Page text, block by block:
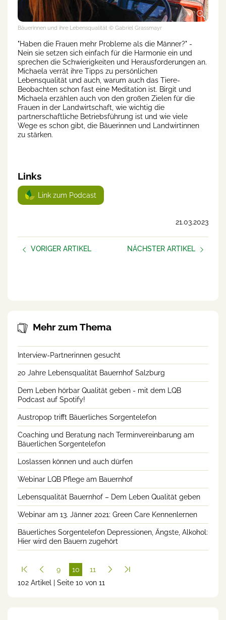
Bäuerinnen und ihre Lebensqualität © Gabriel Grassmayr
"Haben die Frauen mehr Probleme als die Männer?" -
Nein sie setzen sich einfach für die Harmonie ein und
sprechen die Schwierigkeiten und Herausforderungen an.
Michaela verrät ihre Tipps zu persönlichen
Lebensqualität und auch, warum auch das Tiere-
Beobachten schon fast eine Meditation ist. Birgit und
Michaela erzählen auch von den großen Zielen für die
Frauen in der Landwirtschaft, wie wichtig die
partnerschaftliche Betriebsführung ist und wie viele
Wege es schon gibt, die Bäuerinnen und Landwirtinnen
zu stärken.
Links
Link zum Podcast
21.03.2023
VORIGER ARTIKEL
NÄCHSTER ARTIKEL
Mehr zum Thema
Interview-Partnerinnen gesucht
20 Jahre Lebensqualität Bauernhof Salzburg
Dem Leben hörbar Qualität geben - mit dem LQB
Podcast auf Spotify!
Austropop trifft Bäuerliches Sorgentelefon
Coaching und Beratung nach Terminvereinbarung am
Bäuerlichen Sorgentelefon
Loslassen können und auch dürfen
Webinar LQB Pflege am Bauernhof
Lebensqualität Bauernhof – Dem Leben Qualität geben
Webinar am 13. Jänner 2021: Green Care Kennenlernen
Bäuerliches Sorgentelefon Depressionen, Ängste, Alkohol:
Hier wird den Bauern zugehört
9
10
(cur
11
102 Artikel | Seite 10 von 11